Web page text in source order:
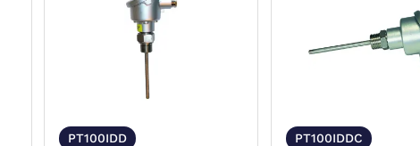
PT100IDD PT100IDDC